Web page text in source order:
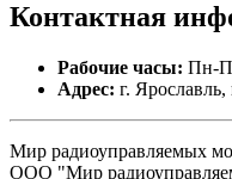
Контактная
Рабочие часы: Пн-
Адрес: г.
Мир радиоуправляемых
ООО "Мир